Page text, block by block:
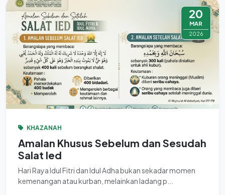
20
MAR
2026
KHAZANAH
Amalan Khusus Sebelum dan Sesudah
Salat Ied
​Hari Raya Idul Fitri dan Idul Adha bukan sekadar momen
kemenangan atau kurban, melainkan ladang p...